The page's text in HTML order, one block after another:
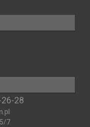
28
7